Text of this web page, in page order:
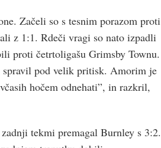
Začeli so s tesnim porazom proti
z 1:1. Rdeči vragi so nato izpadli
proti četrtoligašu Grimsby Townu.
spravil pod velik pritisk. Amorim je
hočem odnehati”, in razkril,
tekmi premagal Burnley s 3:2.